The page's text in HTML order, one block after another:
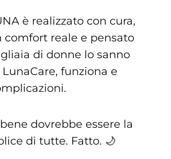
è realizzato con cura,
comfort reale e pensato
di donne lo sanno
funziona e
dovrebbe essere la
di tutte. Fatto. 🌙